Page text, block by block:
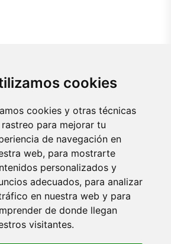
cookies
cookies y otras técnicas
para mejorar tu
de navegación en
web, para mostrarte
personalizados y
adecuados, para analizar
en nuestra web y para
de donde llegan
visitantes.